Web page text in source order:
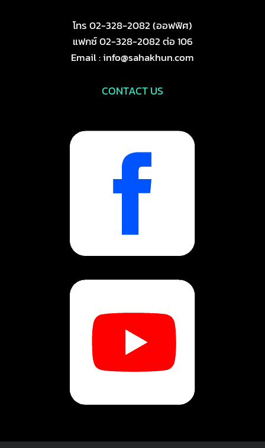
โทร 02-328-2082 (ออฟฟิศ)
แฟกซ์ 02-328-2082 ต่อ 106
Email : info@sahakhun.com
CONTACT US